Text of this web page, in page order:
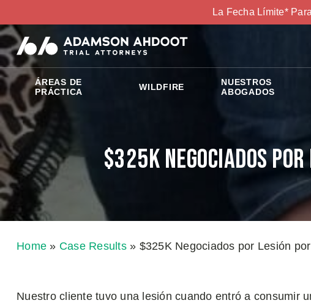
La Fecha Límite*
ÁREAS DE
PRÁCTICA
WILDFIRE
NUESTROS
ABOGADOS
$325K Negociados
Home » Case Results» $325K Negociados por Lesión
Nuestro cliente tuvo una lesión cuando entró a consumir